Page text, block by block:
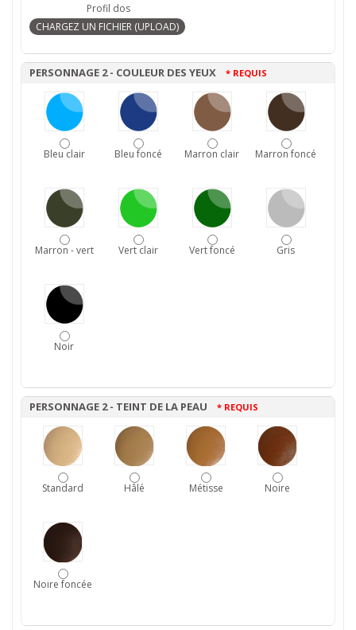
Profil dos
PERSONNAGE 2 - COULEUR DES YEUX * REQUIS
Bleu clair Bleu foncé Marron clair Marron foncé
Marron - vert Vert clair Vert foncé Gris
Noir
PERSONNAGE 2 - TEINT DE LA PEAU * REQUIS
Standard Hâlé Métisse Noire
Noire foncée